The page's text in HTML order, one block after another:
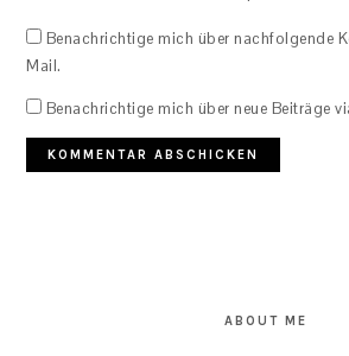
Benachrichtige mich über nachfolgende
Mail.
Benachrichtige mich über neue Beiträge
ABOUT ME